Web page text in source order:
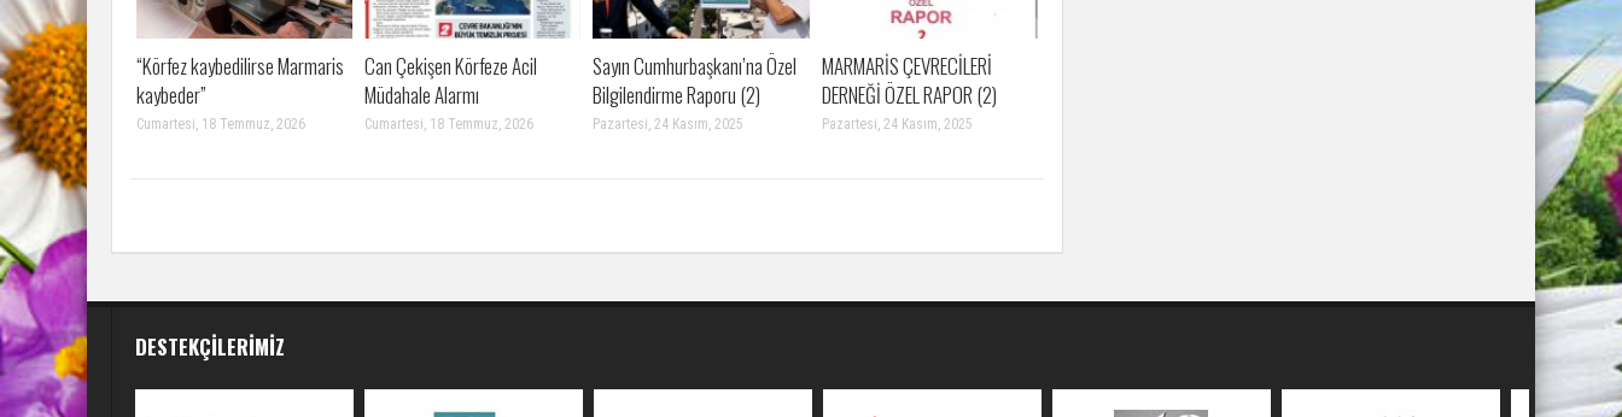
“Körfez kaybedilirse Marmaris
kaybeder”
Cumartesi, 18 Temmuz, 2026
Can Çekişen Körfeze Acil
Müdahale Alarmı
Cumartesi, 18 Temmuz, 2026
Sayın Cumhurbaşkanı’na Özel
Bilgilendirme Raporu (2)
Pazartesi, 24 Kasım, 2025
MARMARİS ÇEVRECİLERİ
DERNEĞİ ÖZEL RAPOR (2)
Pazartesi, 24 Kasım, 2025
DESTEKÇILERIMIZ